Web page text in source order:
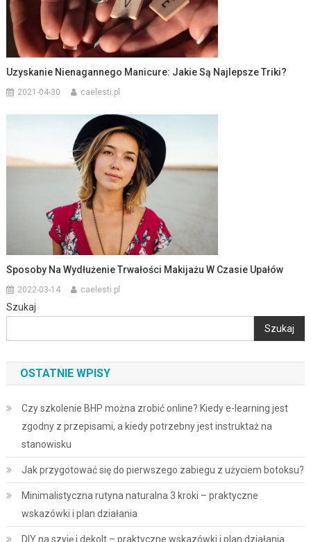
Uzyskanie Nienagannego Manicure: Jakie Są Najlepsze Triki?
2021-04-30 caelesti.pl
Sposoby Na Wydłużenie Trwałości Makijażu W Czasie Upałów
2022-03-14 caelesti.pl
Szukaj
Szukaj
OSTATNIE WPISY
Czy szkolenie BHP można zrobić online? Kiedy e-learning jest
zgodny z przepisami, a kiedy potrzebny jest instruktaż na
stanowisku
Jak przygotować się do pierwszego zabiegu z użyciem botoksu?
Minimalistyczna rutyna naturalna 3 kroki – praktyczne
wskazówki i plan działania
DIY na szyję i dekolt – praktyczne wskazówki i plan działania